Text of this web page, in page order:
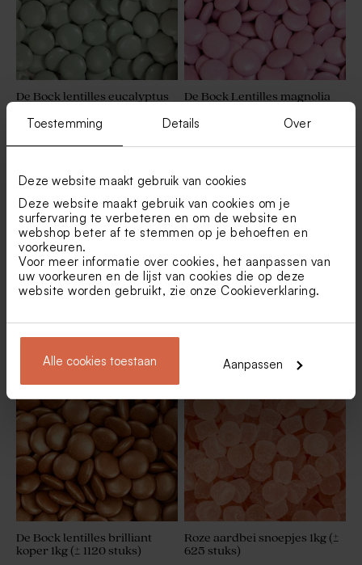
Toestemming Details Over
Deze website maakt gebruik van cookies
Deze website maakt gebruik van cookies om je
surfervaring te verbeteren en om de website en
webshop beter af te stemmen op je behoeften en
voorkeuren.
Voor meer informatie over cookies, het aanpassen van
uw voorkeuren en de lijst van cookies die op deze
website worden gebruikt, zie onze Cookieverklaring.
Alle cookies toestaan Aanpassen
De Bock lentilles eucalyptus
De Bock Lentilles magnolia
groen 1kg (± 1120 stuks)
pastelkleuren 150gr (± 264
De Bock lentilles brilliant
koper 1kg (± 1120 stuks)
Roze aardbei snoepjes 1kg (±
625 stuks)